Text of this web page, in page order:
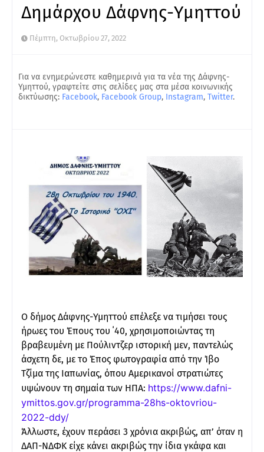
Δημάρχου Δάφνης-Υμηττού
Πέμπτη, Οκτωβρίου 27, 2022
Για να ενημερώνεστε καθημερινά για τα νέα της Δάφνης-
Υμηττού, γραφτείτε στις σελίδες μας στα μέσα κοινωνικής
δικτύωσης: Facebook, Facebook Group, Instagram, Twitter.
Ο δήμος Δάφνης-Υμηττού επέλεξε να τιμήσει τους
ήρωες του Έπους του ΄40, χρησιμοποιώντας τη
βραβευμένη με Πούλιντζερ ιστορική μεν, παντελώς
άσχετη δε, με το Έπος φωτογραφία από την Ίβο
Τζίμα της Ιαπωνίας, όπου Αμερικανοί στρατιώτες
υψώνουν τη σημαία των ΗΠΑ: https://www.dafni-
ymittos.gov.gr/programma-28hs-oktovriou-
2022-ddy/
Άλλωστε, έχουν περάσει 3 χρόνια ακριβώς, απ’ όταν η
ΔΑΠ-ΝΔΦΚ είχε κάνει ακριβώς την ίδια γκάφα και